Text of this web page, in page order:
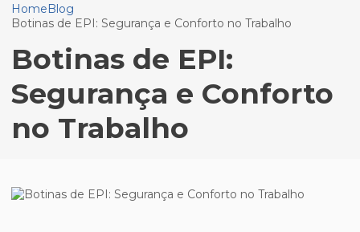
HomeBlog
Botinas de EPI: Segurança e Conforto no Trabalho
Botinas de EPI:
Segurança e Conforto
no Trabalho